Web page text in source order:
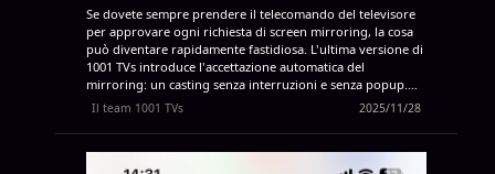
Se dovete sempre prendere il telecomando del televisore
per approvare ogni richiesta di screen mirroring, la cosa
può diventare rapidamente fastidiosa. L'ultima versione di
1001 TVs introduce l'accettazione automatica del
mirroring: un casting senza interruzioni e senza popup.
Guida passo-passo ❶ Andate nell'angolo in basso a destra
Impostazioni ❷ Trovate e toccate “Dialogo di
accoppiamento” ❸ Scegliete la modalità preferita
Il team 1001 TVs 2025/11/28